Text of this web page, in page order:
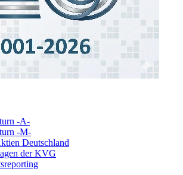
-A-
-M-
Deutschland
der KVG